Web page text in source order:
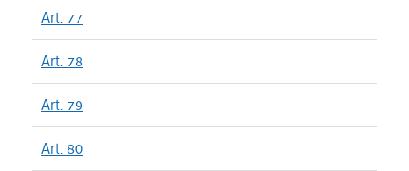
Art. 77
Art. 78
Art. 79
Art. 80